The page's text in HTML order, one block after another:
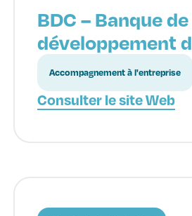
BDC – Banque de
développement
Accompagnement à l'entreprise
Consulter le site Web